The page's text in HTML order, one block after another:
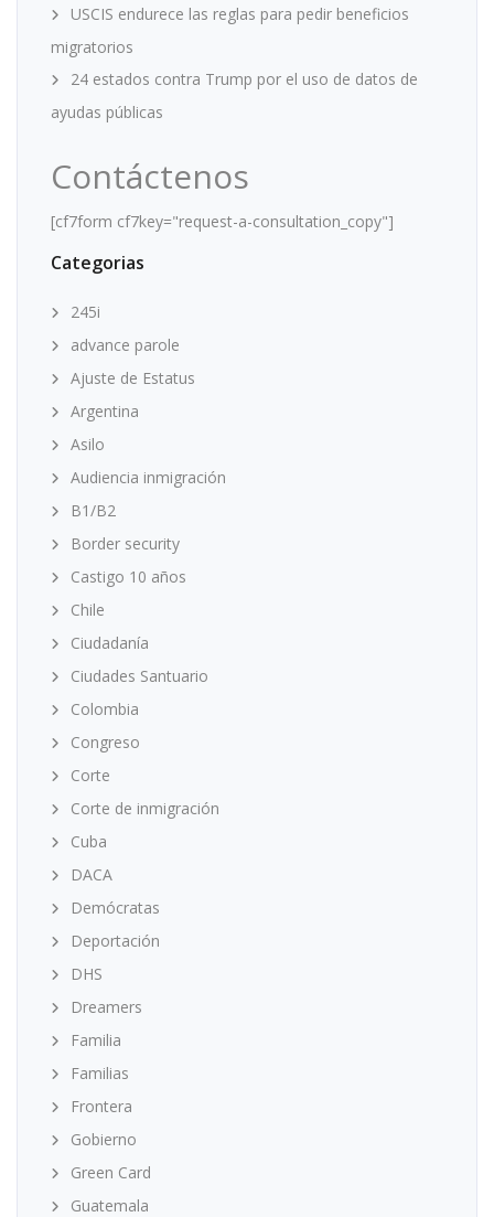
USCIS endurece las reglas para pedir beneficios
migratorios
24 estados contra Trump por el uso de datos de
ayudas públicas
Contáctenos
[cf7form cf7key="request-a-consultation_copy"]
Categorias
245i
advance parole
Ajuste de Estatus
Argentina
Asilo
Audiencia inmigración
B1/B2
Border security
Castigo 10 años
Chile
Ciudadanía
Ciudades Santuario
Colombia
Congreso
Corte
Corte de inmigración
Cuba
DACA
Demócratas
Deportación
DHS
Dreamers
Familia
Familias
Frontera
Gobierno
Green Card
Guatemala